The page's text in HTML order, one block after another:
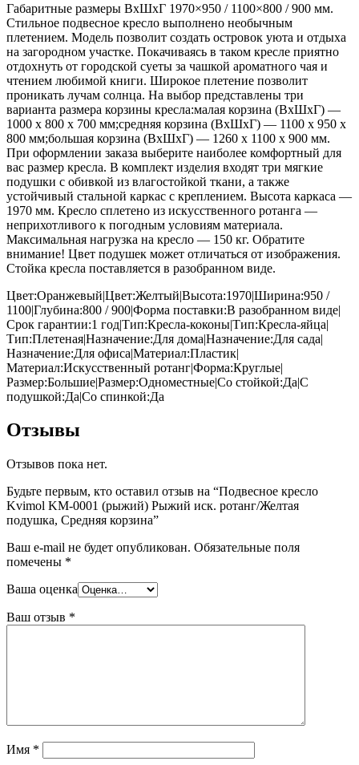
Габаритные размеры ВхШхГ 1970×950 / 1100×800 / 900 мм.
Стильное подвесное кресло выполнено необычным
плетением. Модель позволит создать островок уюта и отдыха
на загородном участке. Покачиваясь в таком кресле приятно
отдохнуть от городской суеты за чашкой ароматного чая и
чтением любимой книги. Широкое плетение позволит
проникать лучам солнца. На выбор представлены три
варианта размера корзины кресла:малая корзина (ВхШхГ) —
1000 х 800 х 700 мм;средняя корзина (ВхШхГ) — 1100 х 950 х
800 мм;большая корзина (ВхШхГ) — 1260 х 1100 х 900 мм.
При оформлении заказа выберите наиболее комфортный для
вас размер кресла. В комплект изделия входят три мягкие
подушки с обивкой из влагостойкой ткани, а также
устойчивый стальной каркас с креплением. Высота каркаса —
1970 мм. Кресло сплетено из искусственного ротанга —
неприхотливого к погодным условиям материала.
Максимальная нагрузка на кресло — 150 кг. Обратите
внимание! Цвет подушек может отличаться от изображения.
Стойка кресла поставляется в разобранном виде.
Цвет:Оранжевый|Цвет:Желтый|Высота:1970|Ширина:950 /
1100|Глубина:800 / 900|Форма поставки:В разобранном виде|
Срок гарантии:1 год|Тип:Кресла-коконы|Тип:Кресла-яйца|
Тип:Плетеная|Назначение:Для дома|Назначение:Для сада|
Назначение:Для офиса|Материал:Пластик|
Материал:Искусственный ротанг|Форма:Круглые|
Размер:Большие|Размер:Одноместные|Со стойкой:Да|С
подушкой:Да|Со спинкой:Да
Отзывы
Отзывов пока нет.
Будьте первым, кто оставил отзыв на “Подвесное кресло
Kvimol KM-0001 (рыжий) Рыжий иск. ротанг/Желтая
подушка, Средняя корзина”
Ваш e-mail не будет опубликован. Обязательные поля
помечены *
Ваша оценка
Ваш отзыв *
Имя *